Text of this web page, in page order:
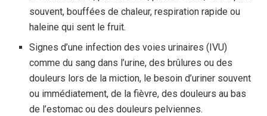
souvent, bouffées de chaleur, respiration rapide ou
haleine qui sent le fruit.
Signes d’une infection des voies urinaires (IVU)
comme du sang dans l’urine, des brûlures ou des
douleurs lors de la miction, le besoin d’uriner souvent
ou immédiatement, de la fièvre, des douleurs au bas
de l’estomac ou des douleurs pelviennes.